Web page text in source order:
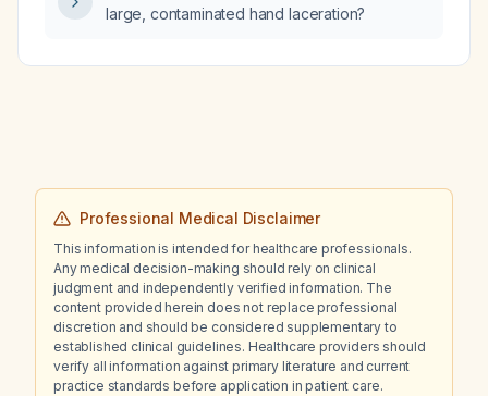
large, contaminated hand laceration?
Professional Medical Disclaimer
This information is intended for healthcare professionals.
Any medical decision-making should rely on clinical
judgment and independently verified information. The
content provided herein does not replace professional
discretion and should be considered supplementary to
established clinical guidelines. Healthcare providers should
verify all information against primary literature and current
practice standards before application in patient care.